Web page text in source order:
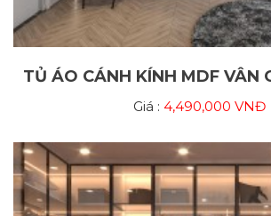
TỦ ÁO CÁNH KÍNH MDF VÂN
Giá : 4,490,000 VNĐ